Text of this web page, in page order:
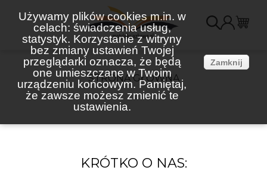
Używamy plików cookies m.in. w
celach: świadczenia usług,
statystyk. Korzystanie z witryny
bez zmiany ustawień Twojej
przeglądarki oznacza, że będą
one umieszczane w Twoim
urządzeniu końcowym. Pamiętaj,
że zawsze możesz zmienić te
ustawienia.
Zamknij
STRONA GŁÓWNA
KRÓTKO O NAS: